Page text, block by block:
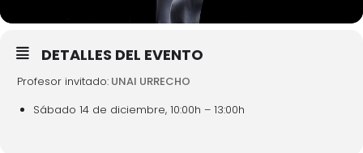
DETALLES DEL EVENTO
Profesor invitado: UNAI URRECHO
Sábado 14 de diciembre, 10:00h – 13:00h